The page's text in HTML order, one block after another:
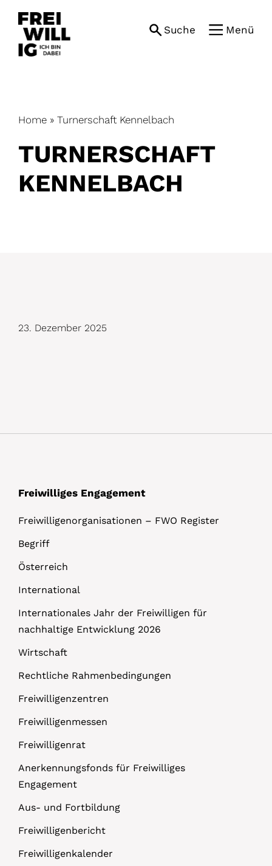
content
Suche Menü
Home » Turnerschaft Kennelbach
TURNERSCHAFT
KENNELBACH
D
23. Dezember 2025
Freiwilliges Engagement
Freiwilligenorganisationen – FWO Register
Begriff
Österreich
International
Internationales Jahr der Freiwilligen für
nachhaltige Entwicklung 2026
Wirtschaft
Rechtliche Rahmenbedingungen
Freiwilligenzentren
Freiwilligenmessen
Freiwilligenrat
Anerkennungsfonds für Freiwilliges
Engagement
Aus- und Fortbildung
Freiwilligenbericht
Freiwilligenkalender